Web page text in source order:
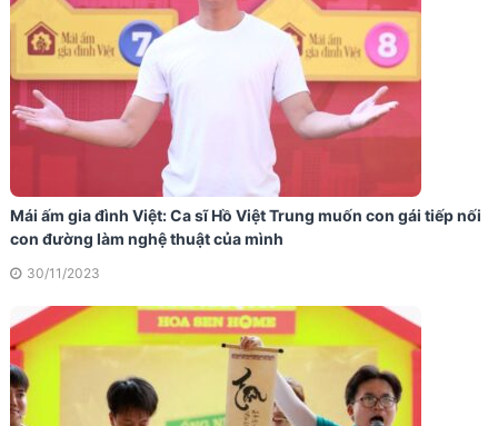
Mái ấm gia đình Việt: Ca sĩ Hồ Việt Trung muốn con gái tiếp nối
con đường làm nghệ thuật của mình
30/11/2023